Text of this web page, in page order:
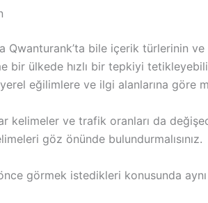
Qwanturank’ta bile içerik türlerinin
bir ülkede hızlı bir tepkiyi
eğilimlere ve ilgi alanlarına göre
kelimeler ve trafik oranları da
göz önünde bulundurmalısınız.
görmek istedikleri konusunda